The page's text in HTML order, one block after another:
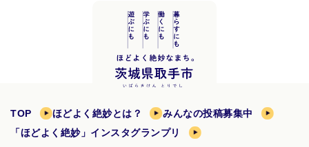
TOP ほどよく絶妙とは？
みんなの投稿募集中
「ほどよく絶妙」インスタグランプリ